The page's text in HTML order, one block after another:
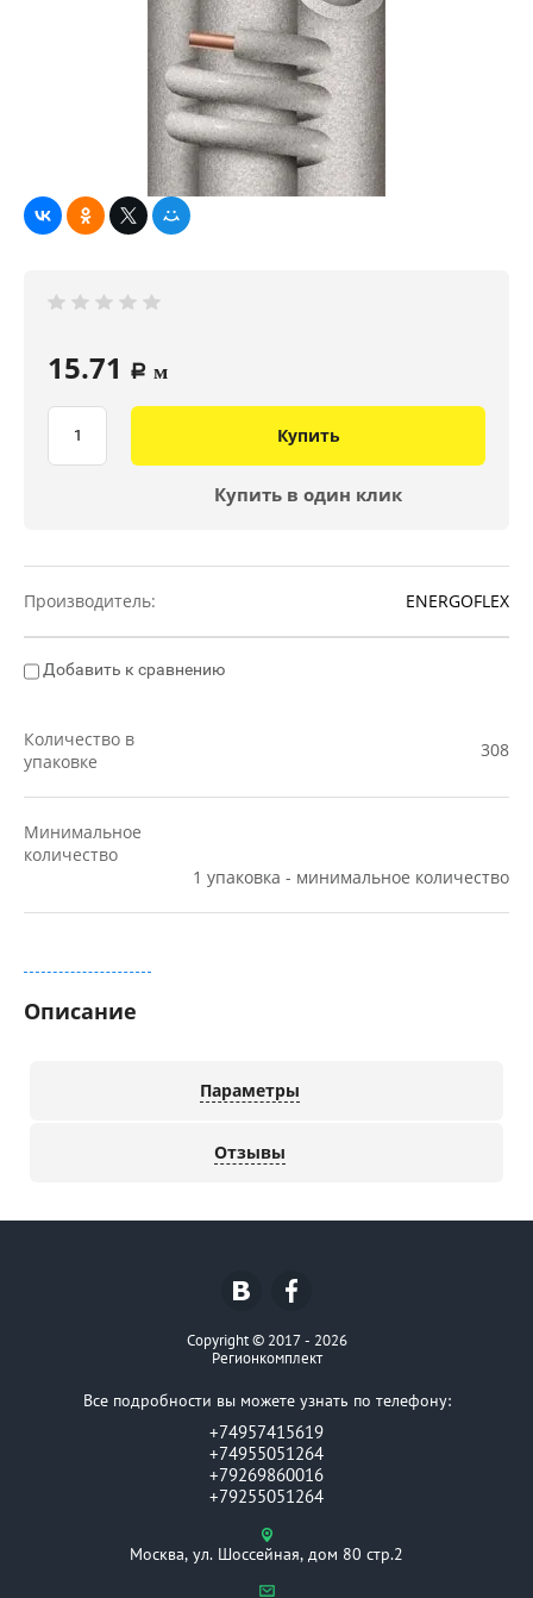
15.71 a м
Купить
Купить в один клик
Производитель: ENERGOFLEX
Добавить к сравнению
Количество в
упаковке
308
Минимальное
количество
1 упаковка - минимальное количество
Описание
Параметры
Отзывы
Copyright © 2017 - 2026
Регионкомплект
Все подробности вы можете узнать по телефону:
+74957415619
+74955051264
+79269860016
+79255051264
Москва, ул. Шоссейная, дом 80 стр.2